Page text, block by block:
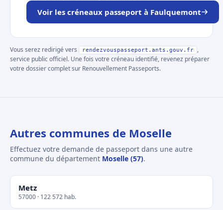
Voir les créneaux passeport à Faulquemont
Vous serez redirigé vers rendezvouspasseport.ants.gouv.fr
,
service public officiel. Une fois votre créneau identifié, revenez préparer
votre dossier complet sur Renouvellement Passeports.
Autres communes de Moselle
Effectuez votre demande de passeport dans une autre
commune du département Moselle (57).
Metz
57000 · 122 572 hab.